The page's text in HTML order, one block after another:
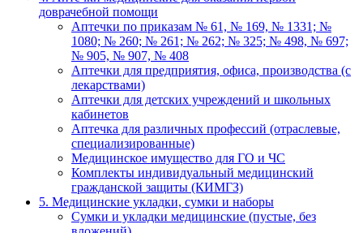
доврачебной помощи
Аптечки по приказам № 61, № 169, № 1331; №
1080; № 260; № 261; № 262; № 325; № 498, № 697;
№ 905, № 907, № 408
Аптечки для предприятия, офиса, производства (с
лекарствами)
Аптечки для детских учреждений и школьных
кабинетов
Аптечка для различных профессий (отраслевые,
специализированные)
Медицинское имущество для ГО и ЧС
Комплекты индивидуальный медицинский
гражданской защиты (КИМГЗ)
5. Медицинские укладки, сумки и наборы
Сумки и укладки медицинские (пустые, без